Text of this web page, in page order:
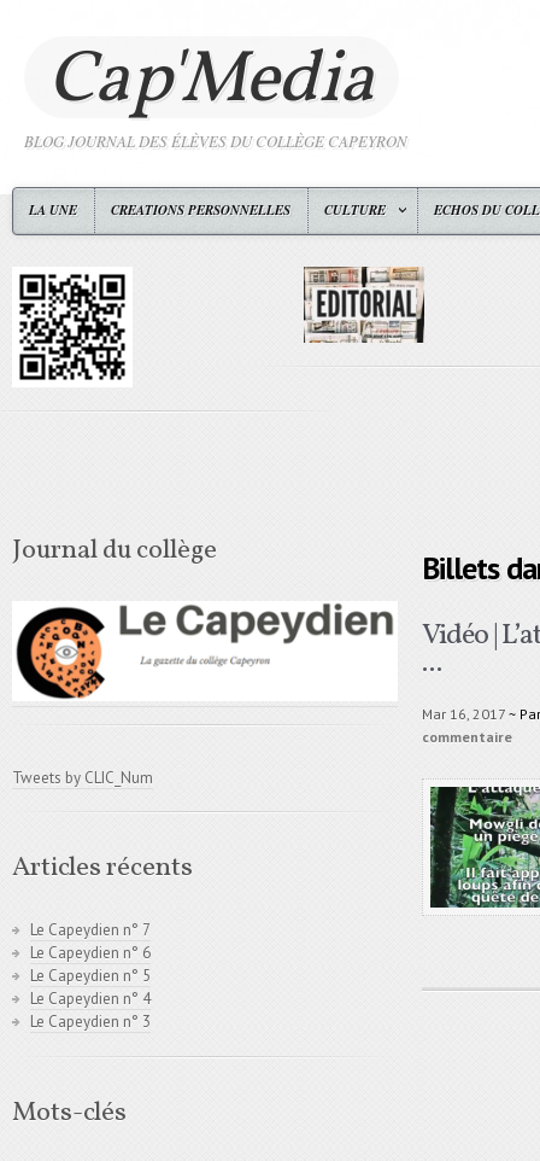
Cap'Media
BLOG JOURNAL DES ÉLÈVES DU COLLÈGE CAPEYRON
LA UNE CREATIONS PERSONNELLES CULTURE ECHOS DU
Billets
Vidéo |
...
Mar 16, 2017 ~
commentaire
Journal du collège
Tweets by CLIC_Num
Articles récents
Le Capeydien n° 7
Le Capeydien n° 6
Le Capeydien n° 5
Le Capeydien n° 4
Le Capeydien n° 3
Mots-clés